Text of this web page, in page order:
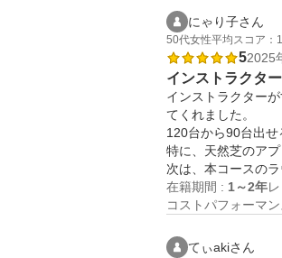
にゃり子さん
50代女性平均スコア：
52025
インストラクタ
インストラクター
てくれました。
120台から90台出せ
特に、天然芝のア
次は、本コースの
在籍期間 : 1～2年
コストパフォーマン
てぃakiさん